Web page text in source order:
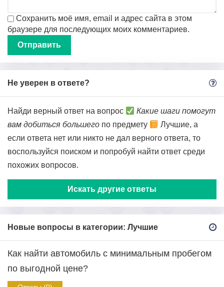
Сохранить моё имя, email и адрес сайта в этом
браузере для последующих моих комментариев.
Не уверен в ответе?
Найди верный ответ на вопрос
Какие шаги помогут
вам добиться большего по предмету
Лучшие, а
если ответа нет или никто не дал верного ответа, то
воспользуйся поиском и попробуй найти ответ среди
похожих вопросов.
Искать другие ответы
Новые вопросы в категории: Лучшие
Как найти автомобиль с минимальным пробегом
по выгодной цене?